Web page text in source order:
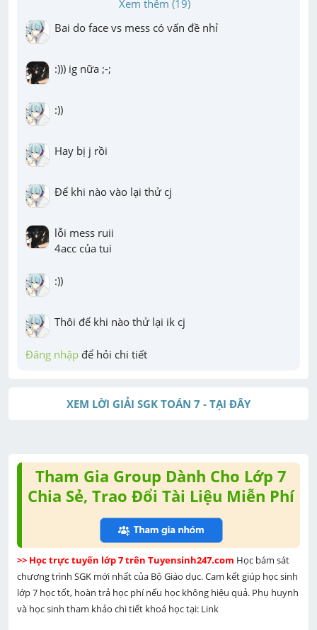
Xem thêm (19)
Bai do face vs mess có vấn đề nhỉ
:))) ig nữa ;-;
:))
Hay bị j rồi
Để khi nào vào lại thử cj
lỗi mess ruii
4acc của tui
:))
Thôi để khi nào thử lại ik cj
Đăng nhập để hỏi chi tiết
XEM LỜI GIẢI SGK TOÁN 7 - TẠI ĐÂY
Tham Gia Group Dành Cho Lớp 7
Chia Sẻ, Trao Đổi Tài Liệu Miễn Phí
>> Học trực tuyến lớp 7 trên Tuyensinh247.com Học bám sát
chương trình SGK mới nhất của Bộ Giáo dục. Cam kết giúp học sinh
lớp 7 học tốt, hoàn trả học phí nếu học không hiệu quả. Phụ huynh
và học sinh tham khảo chi tiết khoá học tại: Link